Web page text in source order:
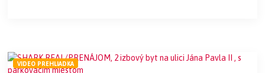
VIDEO PREHLIADKA